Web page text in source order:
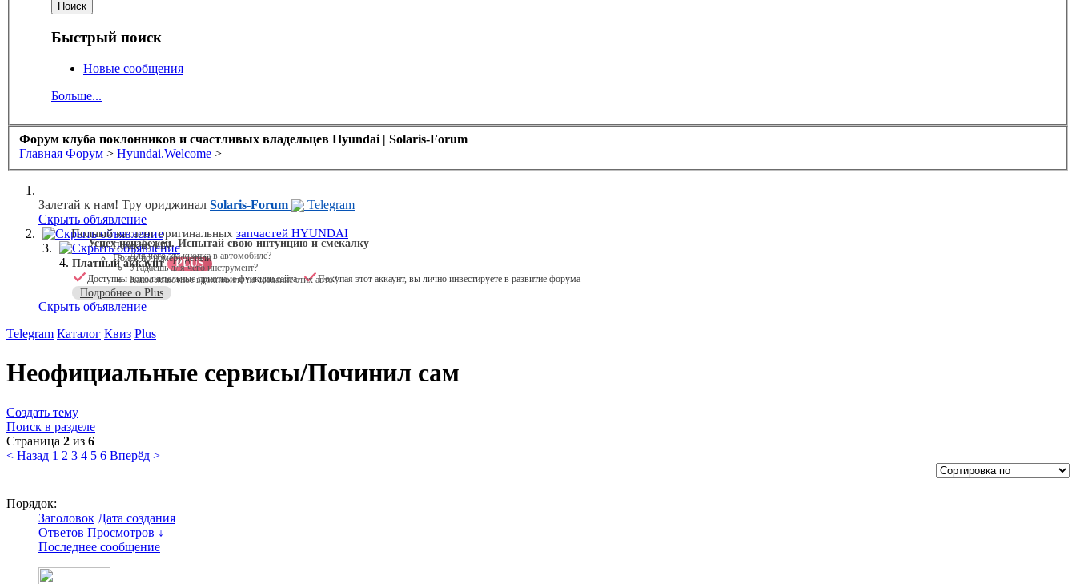
Быстрый поиск
Новые сообщения
Больше...
Форум клуба поклонников и счастливых владельцев Hyundai | Solaris-Forum
Главная Форум > Hyundai.Welcome >
Залетай к нам! Тру ориджинал Solaris-Forum
Telegram
Скрыть объявление
Полный каталог оригинальных запчастей HYUNDAI
Поиск по VIN
Поиск по номеру детали
Скрыть объявление
Успех неизбежен. Испытай свою интуицию и смекалку
Для чего эта кнопка в автомобиле?
Угадаешь для чего инструмент?
Какое животное вдохновило на создание этих авто?
Скрыть объявление
Платный аккаунт PLUS
Доступны дополнительные приятные функции сайта Покупая этот аккаунт, вы лично инвестируете в развитие форума
Подробнее о Plus
Скрыть объявление
Telegram Каталог Квиз Plus
Неофициальные сервисы/Починил сам
Создать тему
Поиск в разделе
Страница 2 из 6
< Назад 1 2 3 4 5 6 Вперёд >
Порядок:
Заголовок Дата создания
Ответов Просмотров ↓
Последнее сообщение